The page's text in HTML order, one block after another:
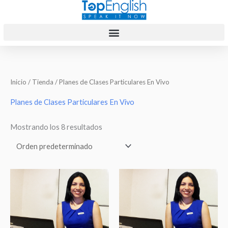
Inicio / Tienda / Planes de Clases Particulares En Vivo
Planes de Clases Particulares En Vivo
Mostrando los 8 resultados